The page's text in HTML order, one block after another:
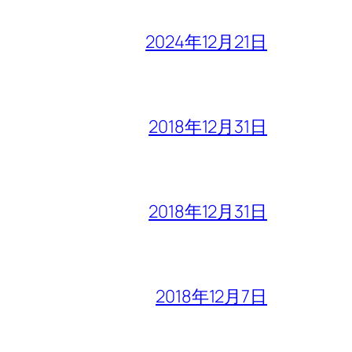
2024年12月21日
2018年12月31日
2018年12月31日
2018年12月7日